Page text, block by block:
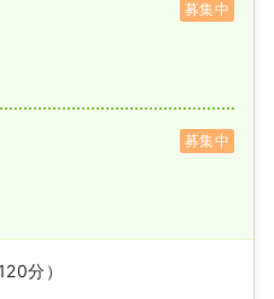
募集中
募集中
分）